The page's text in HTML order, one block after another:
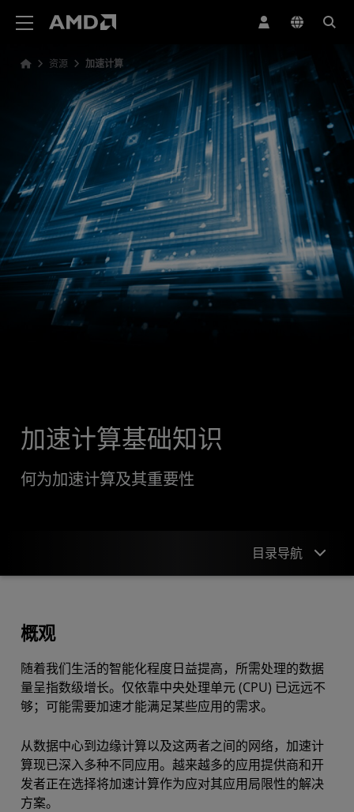
资源 加速计算
加速计算基础知识
何为加速计算及其重要性
目录导航
立即联系
概观
随着我们生活的智能化程度日益提高，所需处理的数据
量呈指数级增长。仅依靠中央处理单元 (CPU) 已远远不
够；可能需要加速才能满足某些应用的需求。
从数据中心到边缘计算以及这两者之间的网络，加速计
算现已深入多种不同应用。越来越多的应用提供商和开
发者正在选择将加速计算作为应对其应用局限性的解决
方案。